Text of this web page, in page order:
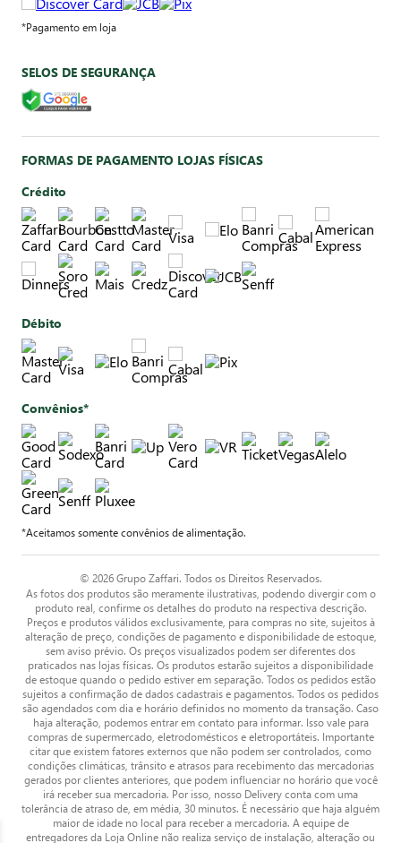
*Pagamento em loja
SELOS DE SEGURANÇA
FORMAS DE PAGAMENTO LOJAS FÍSICAS
Crédito
Débito
Convênios*
*Aceitamos somente convênios de alimentação.
© 2026 Grupo Zaffari. Todos os Direitos Reservados.
As fotos dos produtos são meramente ilustrativas, podendo divergir com o
produto real, confirme os detalhes do produto na respectiva descrição.
Preços e produtos válidos exclusivamente, para compras no site, sujeitos à
alteração de preço, condições de pagamento e disponibilidade de estoque,
sem aviso prévio. Os preços visualizados podem ser diferentes dos
praticados nas lojas físicas. Os produtos estarão sujeitos a disponibilidade
de estoque quando o pedido estiver em separação. Todos os pedidos estão
sujeitos a confirmação de dados cadastrais e pagamentos. Todos os pedidos
são agendados com dia e horário definidos no momento da transação. Caso
haja alteração, podemos entrar em contato para informar. Isso vale para
compras de supermercado, eletrodomésticos e eletroportáteis. Importante
citar que existem fatores externos que não podem ser controlados, como
condições climáticas, trânsito e atrasos para recebimento das mercadorias
gerados por clientes anteriores, que podem influenciar no horário que você
irá receber sua mercadoria. Por isso, nosso Delivery conta com uma
tolerância de atraso de, em média, 30 minutos. É necessário que haja alguém
maior de idade no local para receber a mercadoria. A equipe de
entregadores da Loja Online não realiza serviço de instalação, alteração ou